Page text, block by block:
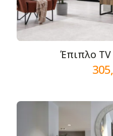
Έπιπλο